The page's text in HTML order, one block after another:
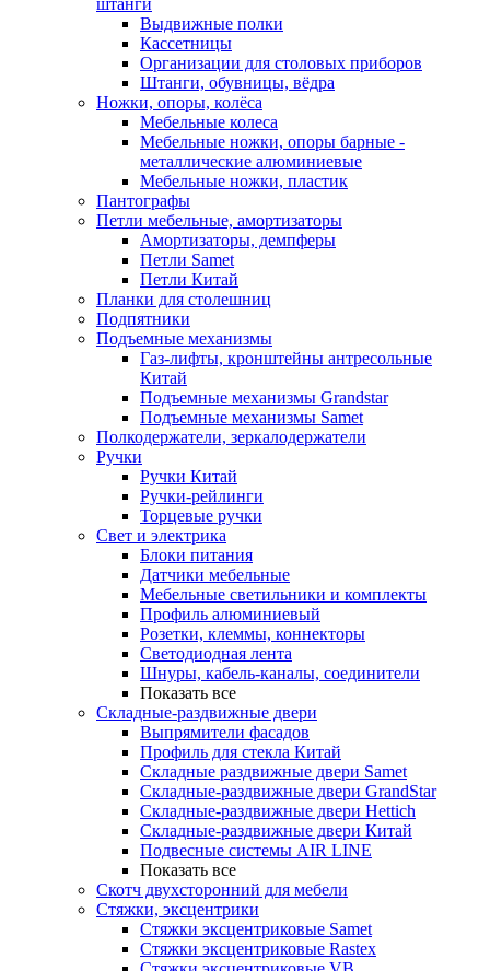
штанги
Выдвижные полки
Кассетницы
Организации для столовых приборов
Штанги, обувницы, вёдра
Ножки, опоры, колёса
Мебельные колеса
Мебельные ножки, опоры барные -
металлические алюминиевые
Мебельные ножки, пластик
Пантографы
Петли мебельные, амортизаторы
Амортизаторы, демпферы
Петли Samet
Петли Китай
Планки для столешниц
Подпятники
Подъемные механизмы
Газ-лифты, кронштейны антресольные
Китай
Подъемные механизмы Grandstar
Подъемные механизмы Samet
Полкодержатели, зеркалодержатели
Ручки
Ручки Китай
Ручки-рейлинги
Торцевые ручки
Свет и электрика
Блоки питания
Датчики мебельные
Мебельные светильники и комплекты
Профиль алюминиевый
Розетки, клеммы, коннекторы
Светодиодная лента
Шнуры, кабель-каналы, соединители
Показать все
Складные-раздвижные двери
Выпрямители фасадов
Профиль для стекла Китай
Складные раздвижные двери Samet
Складные-раздвижные двери GrandStar
Складные-раздвижные двери Hettich
Складные-раздвижные двери Китай
Подвесные системы AIR LINE
Показать все
Скотч двухсторонний для мебели
Стяжки, эксцентрики
Cтяжки эксцентриковые Samet
Стяжки эксцентриковые Rastex